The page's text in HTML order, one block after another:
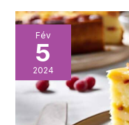
Fév
5
2024
Cake
lardons-
gruyère